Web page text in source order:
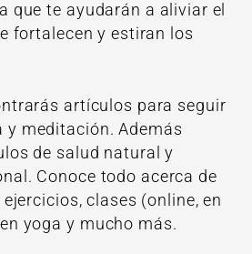
que te ayudarán a aliviar el
fortalecen y estiran los
artículos para seguir
y meditación. Además
de salud natural y
Conoce todo acerca de
clases (online, en
yoga y mucho más.